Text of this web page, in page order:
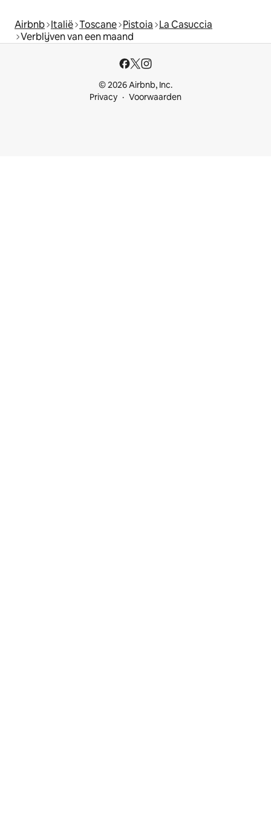
Airbnb Italië Toscane Pistoia La Casuccia
Verblijven van een maand
© 2026 Airbnb, Inc.
Privacy
Voorwaarden